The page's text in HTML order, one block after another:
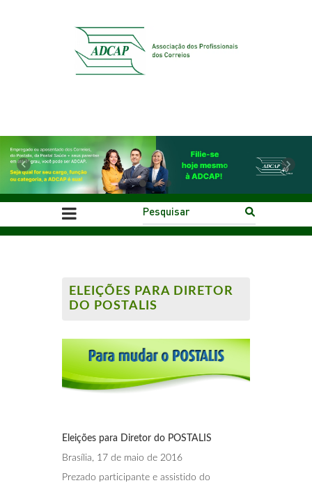
Previous Next
ELEIÇÕES PARA DIRETOR
DO POSTALIS
Eleições para Diretor do POSTALIS
Brasília, 17 de maio de 2016
Prezado participante e assistido do